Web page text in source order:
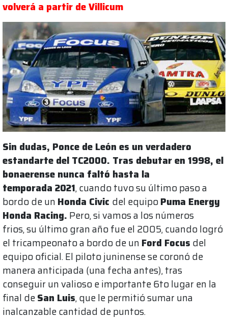
volverá a partir de Villicum
Sin dudas, Ponce de León es un verdadero
estandarte del TC2000. Tras debutar en 1998, el
bonaerense nunca faltó hasta la
temporada 2021, cuando tuvo su último paso a
bordo de un Honda Civic del equipoPuma Energy
Honda Racing. Pero, si vamos a los números
frios, su último gran año fue el 2005, cuando logró
el tricampeonato a bordo de un Ford Focus del
equipo oficial. El piloto juninense se coronó de
manera anticipada (una fecha antes), tras
conseguir un valioso e importante 6to lugar en la
final deSan Luis, que le permitió sumar una
inalcanzable cantidad de puntos.